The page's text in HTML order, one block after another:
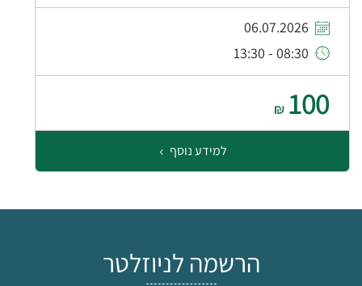
06.07.2026
08:30 - 13:30
100
₪
למידע נוסף
הרשמה לניוזלטר